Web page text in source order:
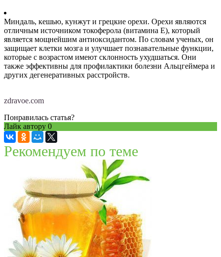
Миндаль, кешью, кунжут и грецкие орехи. Орехи являются
отличным источником токоферола (витамина Е), который
является мощнейшим антиоксидантом. По словам ученых, он
защищает клетки мозга и улучшает познавательные функции,
которые с возрастом имеют склонность ухудшаться. Они
также эффективны для профилактики болезни Альцгеймера и
других дегенеративных расстройств.
zdravoe.com
Понравилась статья?
Лайк автору 0
Рекомендуем по теме